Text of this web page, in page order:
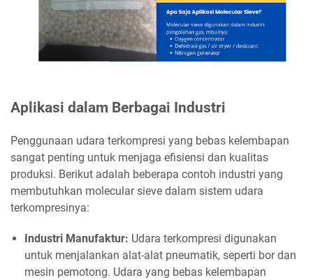
Aplikasi dalam Berbagai Industri
Penggunaan udara terkompresi yang bebas kelembapan
sangat penting untuk menjaga efisiensi dan kualitas
produksi. Berikut adalah beberapa contoh industri yang
membutuhkan molecular sieve dalam sistem udara
terkompresinya:
Industri Manufaktur: Udara terkompresi digunakan
untuk menjalankan alat-alat pneumatik, seperti bor dan
mesin pemotong. Udara yang bebas kelembapan